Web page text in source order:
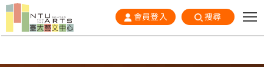
會員登入 搜尋